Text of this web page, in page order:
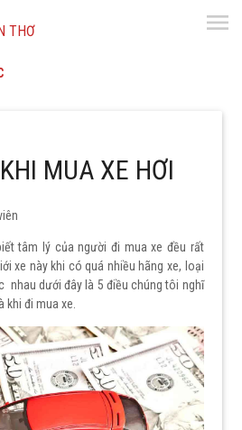
THƠ menu
MUA XE HƠI
tâm lý của người đi mua xe đều rất
xe này khi có quá nhiều hãng xe, loại
nhau dưới đây là 5 điều chúng tôi nghĩ
khi đi mua xe.